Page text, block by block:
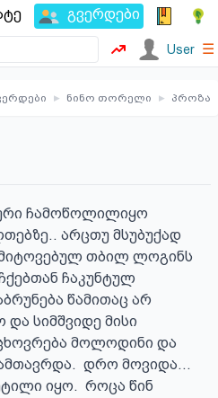
გვერდები
User ☰
▸ ნინო თორელი ▸ პროზა
ჩამოწოლილიყო
არცთუ მსუბუქად
თბილ ლოგინს
ჩაკუნტულ
წამითაც არ
სიმშვიდე მისი
მოლოდინი და
დრო მოვიდა...